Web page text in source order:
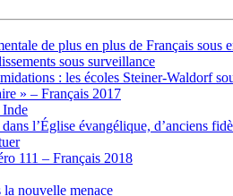
de plus en plus de Français sous
sous surveillance
: les écoles Steiner-Waldorf
» – Français 2017
Inde
l’Église évangélique, d’anciens
111 – Français 2018
nouvelle menace